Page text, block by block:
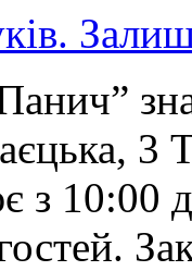
з 10:00